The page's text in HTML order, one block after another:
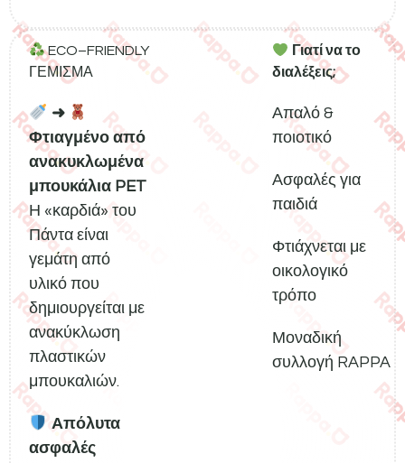
ECO–FRIENDLY
ΓΕΜΙΣΜΑ
➜
Φτιαγμένο από
ανακυκλωμένα
μπουκάλια PET
Η «καρδιά» του
Πάντα είναι
γεμάτη από
υλικό που
δημιουργείται με
ανακύκλωση
πλαστικών
μπουκαλιών.
Απόλυτα
ασφαλές
Γιατί να το
διαλέξεις;
Απαλό &
ποιοτικό
Ασφαλές για
παιδιά
Φτιάχνεται με
οικολογικό
τρόπο
Μοναδική
συλλογή RAPPA